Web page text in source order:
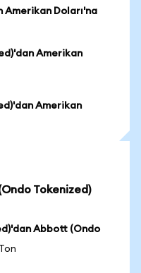
Amerikan Doları'na
Amerikan
Amerikan
Tokenized)
Abbott (Ondo